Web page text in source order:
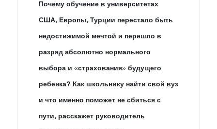
Почему обучение в университетах
США, Европы, Турции перестало быть
недостижимой мечтой и перешло в
разряд абсолютно нормального
выбора и «страхования» будущего
ребенка? Как школьнику найти свой вуз
и что именно поможет не сбиться с
пути, расскажет руководитель